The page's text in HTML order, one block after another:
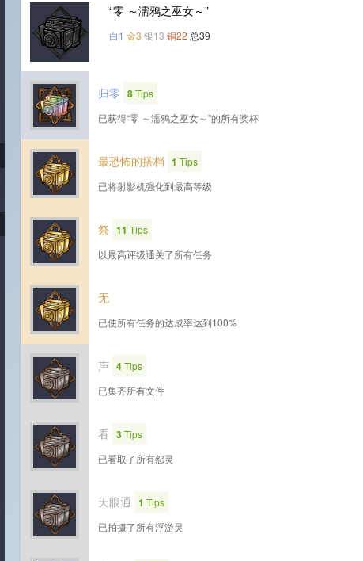
“零 ～濡鸦之巫女～”
白1 金3 银13 铜22 总39
归零 8Tips
已获得“零 ～濡鸦之巫女～”的所有奖杯
最恐怖的搭档 1 Tips
已将射影机强化到最高等级
祭 11 Tips
以最高评级通关了所有任务
无
已使所有任务的达成率达到100%
声 4Tips
已集齐所有文件
看 3Tips
已看取了所有怨灵
天眼通 1 Tips
已拍摄了所有浮游灵